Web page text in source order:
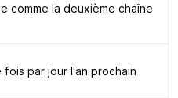
comme la deuxième chaîne
par jour l'an prochain